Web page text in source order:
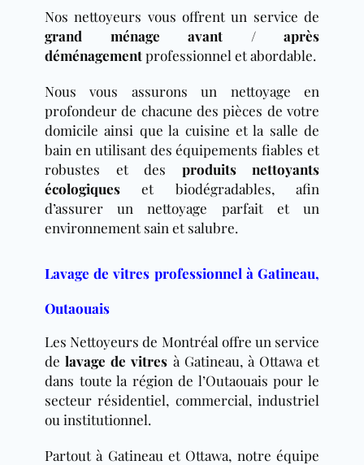
Nos nettoyeurs vous offrent un service de
grand ménage avant / après
déménagementprofessionnel et abordable.
Nous vous assurons un nettoyage en
profondeur de chacune des pièces de votre
domicile ainsi que la cuisine et la salle de
bain en utilisant des équipements fiables et
robustes et des produits nettoyants
écologiques et biodégradables, afin
d’assurer un nettoyage parfait et un
environnement sain et salubre.
Lavage de vitres professionnel à Gatineau,
Outaouais
Les Nettoyeurs de Montréal offre un service
delavage de vitres à Gatineau, à Ottawa et
dans toute la région de l’Outaouais pour le
secteur résidentiel, commercial, industriel
ou institutionnel.
Partout à Gatineau et Ottawa, notre équipe